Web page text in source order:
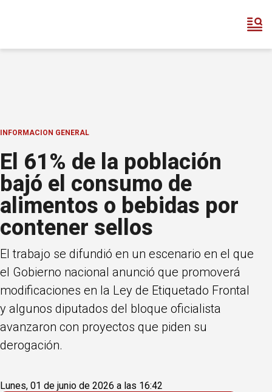
INFORMACION GENERAL
El 61% de la población
bajó el consumo de
alimentos o bebidas por
contener sellos
El trabajo se difundió en un escenario en el que
el Gobierno nacional anunció que promoverá
modificaciones en la Ley de Etiquetado Frontal
y algunos diputados del bloque oficialista
avanzaron con proyectos que piden su
derogación.
Lunes, 01 de junio de 2026 a las 16:42